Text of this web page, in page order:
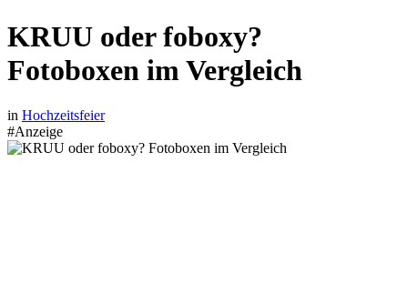
KRUU oder foboxy?
Fotoboxen im Vergleich
in Hochzeitsfeier
#Anzeige